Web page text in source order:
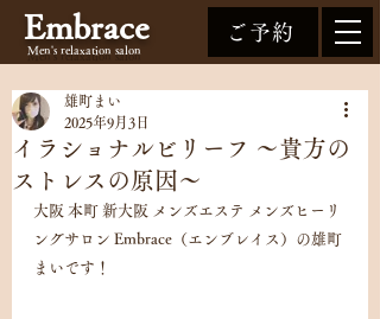
Men's relaxation salon
Embrace ご予約
イラショナルビリーフ 〜貴方の
ストレスの原因〜
雄町まい
2025年9月3日
大阪 本町 新大阪 メンズエステ メンズヒーリ
ングサロン Embrace（エンブレイス）の雄町
まいです！